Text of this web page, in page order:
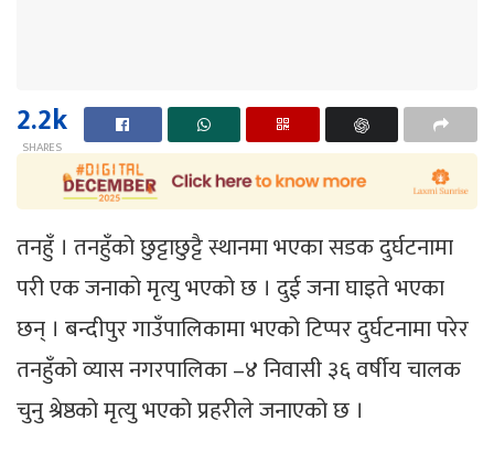
2.2k
SHARES
तनहुँ । तनहुँको छुट्टाछुट्टै स्थानमा भएका सडक दुर्घटनामा
परी एक जनाको मृत्यु भएको छ । दुई जना घाइते भएका
छन् । बन्दीपुर गाउँपालिकामा भएको टिप्पर दुर्घटनामा परेर
तनहुँको व्यास नगरपालिका –४ निवासी ३६ वर्षीय चालक
चुनु श्रेष्ठको मृत्यु भएको प्रहरीले जनाएको छ ।